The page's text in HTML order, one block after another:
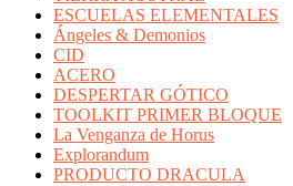
ESCUELAS ELEMENTALES
Ángeles & Demonios
CID
ACERO
DESPERTAR GÓTICO
TOOLKIT PRIMER BLOQUE
La Venganza de Horus
Explorandum
PRODUCTO DRACULA